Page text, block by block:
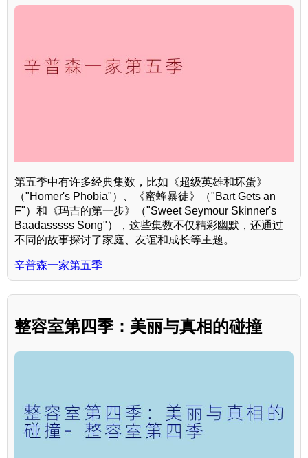
第五季中有许多经典集数，比如《超级英雄和坏蛋》
（"Homer's Phobia"）、《蜜蜂暴徒》（"Bart Gets an
F"）和《玛吉的第一步》（"Sweet Seymour Skinner's
Baadasssss Song"），这些集数不仅精彩幽默，还通过
不同的故事探讨了家庭、友谊和成长等主题。
辛普森一家第五季
整容室第四季：美丽与真相的碰撞